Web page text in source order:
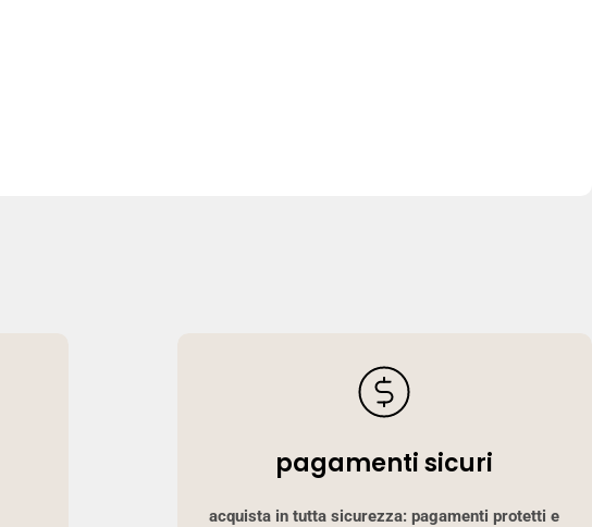
pagamenti sicuri
acquista in tutta sicurezza: pagamenti protetti e